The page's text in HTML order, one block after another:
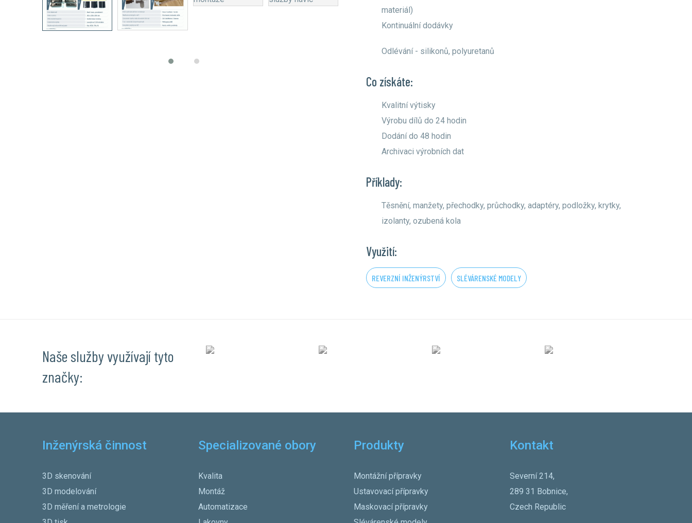
materiál)
Kontinuální dodávky
Odlévání - silikonů, polyuretanů
Co získáte:
Kvalitní výtisky
Výrobu dílů do 24 hodin
Dodání do 48 hodin
Archivaci výrobních dat
Příklady:
Těsnění, manžety, přechodky, průchodky, adaptéry, podložky, krytky,
izolanty, ozubená kola
Využití:
REVERZNÍ INŽENÝRSTVÍ SLÉVÁRENSKÉ MODELY
Naše služby využívají tyto
značky:
Inženýrská činnost
3D skenování
3D modelování
3D měření a metrologie
Specializované obory
Kvalita
Montáž
Automatizace
Produkty
Montážní přípravky
Ustavovací přípravky
Maskovací přípravky
Kontakt
Severní 214,
289 31 Bobnice,
Czech Republic